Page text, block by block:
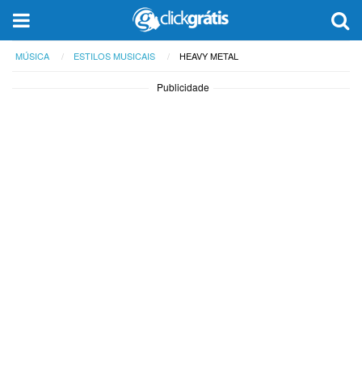
MÚSICA ESTILOS MUSICAIS HEAVY METAL
Publicidade